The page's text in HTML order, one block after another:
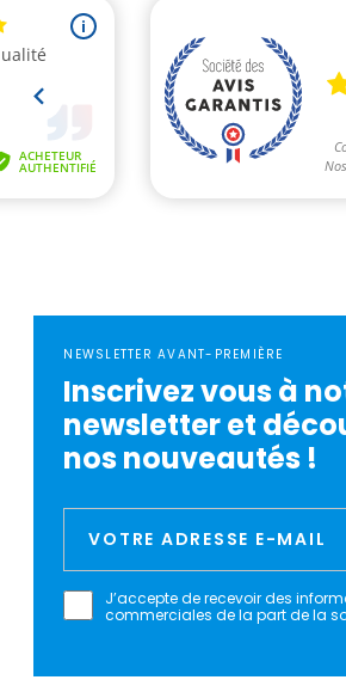
NEWSLETTER AVANT-PREMIÈRE
Inscrivez vous à
newsletter et
nos nouveautés !
J’accepte de recevoir des
commerciales de la part de la